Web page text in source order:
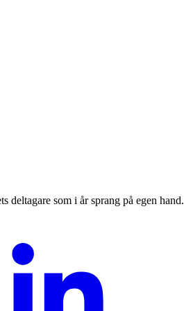
deltagare som i år sprang på egen hand.